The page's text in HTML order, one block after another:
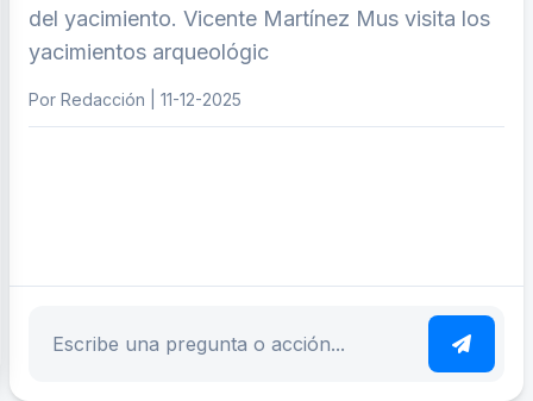
del yacimiento. Vicente Martínez Mus visita los
yacimientos arqueológic
Por Redacción | 11-12-2025
Escribe tu pregunta